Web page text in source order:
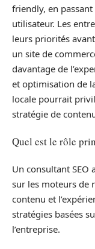
friendly, en passant
utilisateur. Les
leurs priorités
un site de
davantage de
et optimisation de
locale pourrait
stratégie de
Quel est le rôle
Un consultant SEO
sur les moteurs de
contenu et
stratégies basées
l’entreprise.